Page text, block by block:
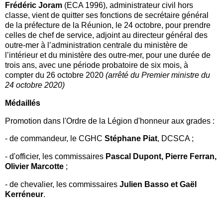
Frédéric Joram (ECA 1996), administrateur civil hors
classe, vient de quitter ses fonctions de secrétaire général
de la préfecture de la Réunion, le 24 octobre, pour prendre
celles de chef de service, adjoint au directeur général des
outre-mer à l’administration centrale du ministère de
l’intérieur et du ministère des outre-mer, pour une durée de
trois ans, avec une période probatoire de six mois, à
compter du 26 octobre 2020 (arrêté du Premier ministre du
24 octobre 2020)
Médaillés
Promotion dans l'Ordre de la Légion d'honneur aux grades :
- de commandeur, le CGHC Stéphane Piat, DCSCA ;
- d'officier, les commissaires Pascal Dupont, Pierre Ferran,
Olivier Marcotte ;
- de chevalier, les commissaires Julien Basso et Gaël
Kerréneur.